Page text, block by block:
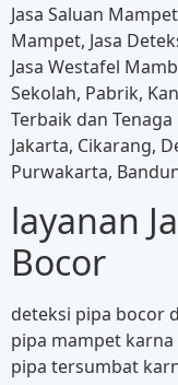
Jasa Saluan
Mampet, Jasa
Jasa Westafel
Sekolah, Pabrik,
Terbaik dan
Jakarta, Cikarang,
Purwakarta,
layanan
Bocor
deteksi pipa bocor
pipa mampet karna
pipa tersumbat